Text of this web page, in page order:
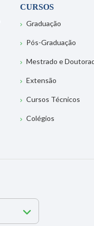
CURSOS
Graduação
Pós-Graduação
Mestrado e
Extensão
Cursos Técnicos
Colégios